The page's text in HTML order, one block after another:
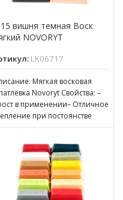
вишня темная Воск
NOVORYT
LK06717
Мягкая восковая
Novoryt Свойства: –
в применении– Отличное
при постоянстве
Готов к